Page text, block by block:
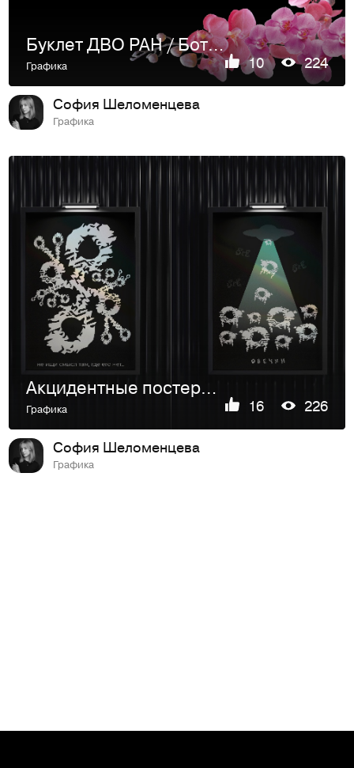
Буклет ДВО РАН / Ботанический сад
Графика 10 224
София Шеломенцева
Графика
Акцидентные постеры/плакаты
Графика 16 226
София Шеломенцева
Графика